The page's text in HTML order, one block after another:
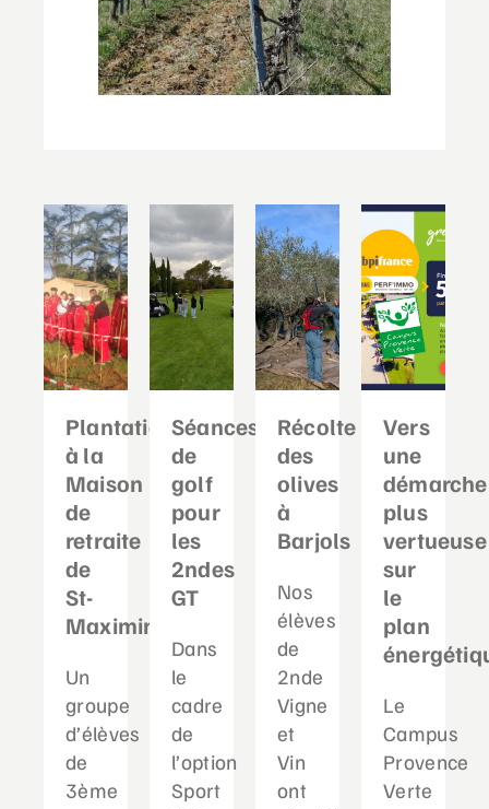
Plantation
à la
Maison
de
retraite
de
St-
Maximin
Un
groupe
d’élèves
de
3ème
Séances
de
golf
pour
les
2ndes
GT
Dans
le
cadre
de
l’option
Sport
Récolte
des
olives
à
Barjols
Nos
élèves
de
2nde
Vigne
et
Vin
ont
Vers
une
démarche
plus
vertueuse
sur
le
plan
Le
Campus
Provence
Verte